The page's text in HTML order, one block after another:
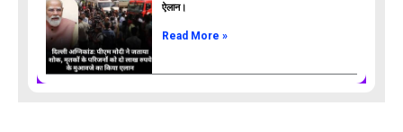
ऐलान।
Read More »